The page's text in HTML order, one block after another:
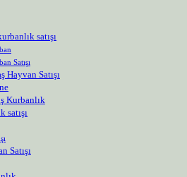
satışı
Satışı
Hayvan Satışı
Kurbanlık
satışı
Satışı